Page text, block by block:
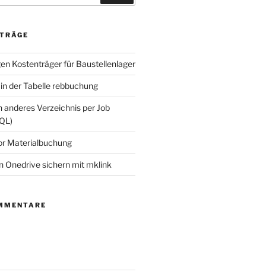
Kostenträger für Baustellenlager
der Tabelle rebbuchung
anderes Verzeichnis per Job
Materialbuchung
Onedrive sichern mit mklink